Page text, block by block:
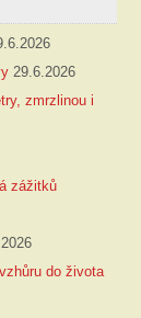
29.6.2026
zmrzlinou i
zážitků
do života